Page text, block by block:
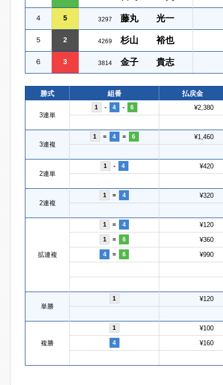
４ 5 3297 藤丸 光一
５ 2 4269 杉山 裕也
６ 3 3814 金子 貴志
勝式 組番 払戻金
3連単
1 - 4 - 6 ¥2,380
3連複
1 = 4 = 6 ¥1,460
2連単
1 - 4 ¥420
2連複
1 = 4 ¥320
拡連複
1 = 4 ¥120
1 = 6 ¥360
4 = 6 ¥990
単勝
1 ¥120
複勝
1 ¥100
4 ¥160